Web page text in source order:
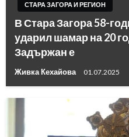
СТАРА ЗАГОРА И РЕГИОН
В Стара Загора 58-
ударил шамар на 20
Задържан е
Живка Кехайова 01.07.2025